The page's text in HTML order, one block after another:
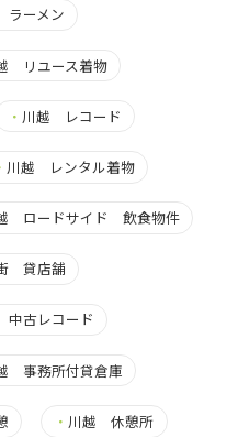
ーメン
リユース着物
・ 川越 レコード
川越 レンタル着物
ロードサイド 飲食物件
貸店舗
古レコード
事務所付貸倉庫
・ 川越 休憩所